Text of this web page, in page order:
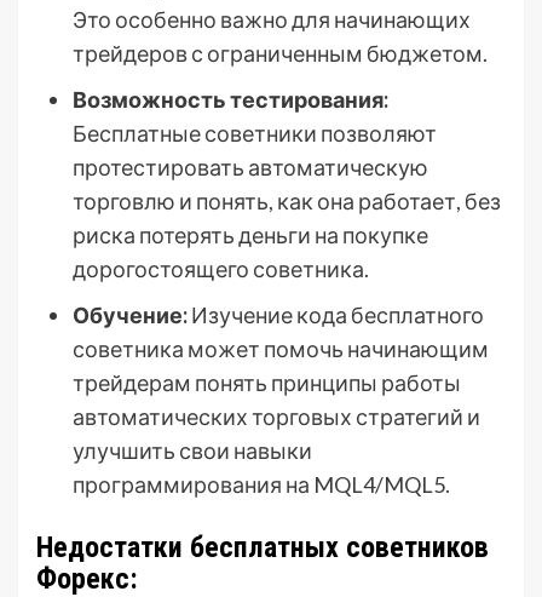
Это особенно важно для начинающих
трейдеров с ограниченным бюджетом.
Возможность тестирования:
Бесплатные советники позволяют
протестировать автоматическую
торговлю и понять, как она работает, без
риска потерять деньги на покупке
дорогостоящего советника.
Обучение:Изучение кода бесплатного
советника может помочь начинающим
трейдерам понять принципы работы
автоматических торговых стратегий и
улучшить свои навыки
программирования на MQL4/MQL5.
Недостатки бесплатных советников
Форекс: